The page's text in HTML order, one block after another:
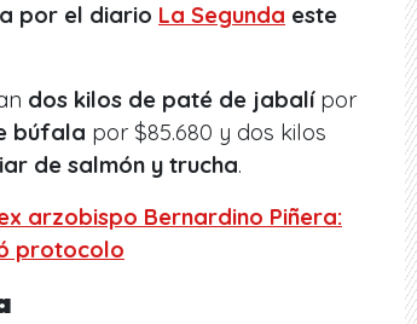
por el diario La Segunda este
dos kilos de paté de jabalípor
búfala por $85.680 y dos kilos
de salmón y trucha.
arzobispo Bernardino Piñera:
protocolo